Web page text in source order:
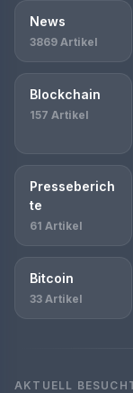
News
3869 Artikel
Blockchain
157 Artikel
Presseberich
te
61 Artikel
Bitcoin
33 Artikel
AKTUELL